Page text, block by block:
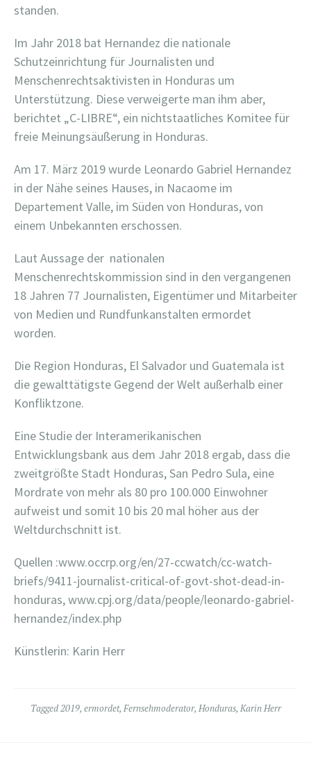
standen.
Im Jahr 2018 bat Hernandez die nationale
Schutzeinrichtung für Journalisten und
Menschenrechtsaktivisten in Honduras um
Unterstützung. Diese verweigerte man ihm aber,
berichtet „C-LIBRE“, ein nichtstaatliches Komitee für
freie Meinungsäußerung in Honduras.
Am 17. März 2019 wurde Leonardo Gabriel Hernandez
in der Nähe seines Hauses, in Nacaome im
Departement Valle, im Süden von Honduras, von
einem Unbekannten erschossen.
Laut Aussage der nationalen
Menschenrechtskommission sind in den vergangenen
18 Jahren 77 Journalisten, Eigentümer und Mitarbeiter
von Medien und Rundfunkanstalten ermordet
worden.
Die Region Honduras, El Salvador und Guatemala ist
die gewalttätigste Gegend der Welt außerhalb einer
Konfliktzone.
Eine Studie der Interamerikanischen
Entwicklungsbank aus dem Jahr 2018 ergab, dass die
zweitgrößte Stadt Honduras, San Pedro Sula, eine
Mordrate von mehr als 80 pro 100.000 Einwohner
aufweist und somit 10 bis 20 mal höher aus der
Weltdurchschnitt ist.
Quellen :www.occrp.org/en/27-ccwatch/cc-watch-
briefs/9411-journalist-critical-of-govt-shot-dead-in-
honduras, www.cpj.org/data/people/leonardo-gabriel-
hernandez/index.php
Künstlerin: Karin Herr
Tagged2019, ermordet, Fernsehmoderator, Honduras, Karin Herr